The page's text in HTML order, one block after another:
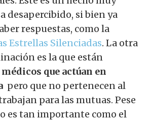
desapercibido, si bien ya
respuestas, como la
Estrellas Silenciadas. La otra
es la que están
que actúan en
pero que no pertenecen al
para las mutuas. Pese
es tan importante como el